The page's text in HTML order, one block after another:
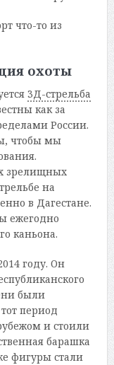
что-то из
охоты
3Д-стрельба
как за
России.
чтобы мы
зрелищных
на
в Дагестане.
ежегодно
каньона.
году. Он
были
период
и стоили
барашка
фигуры стали